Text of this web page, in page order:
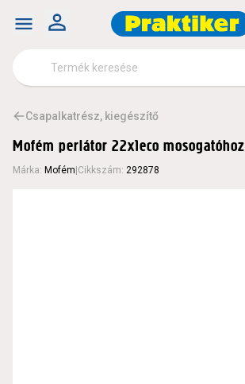
Csapalkatrész, kiegészítő
Mofém perlátor 22x1eco mosogatóhoz
Márka: Mofém Cikkszám: 292878